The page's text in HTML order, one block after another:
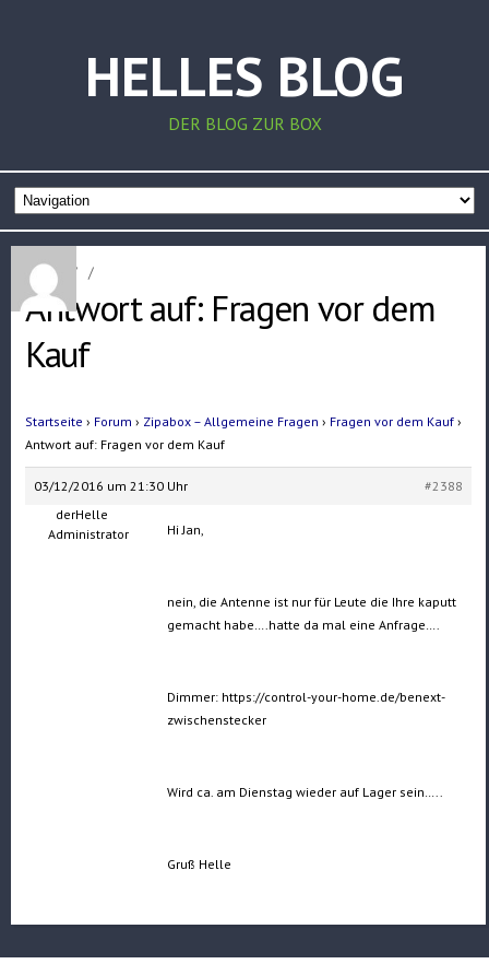
HELLES BLOG
DER BLOG ZUR BOX
Home / /
Antwort auf: Fragen vor dem
Kauf
Startseite › Forum › Zipabox – Allgemeine Fragen › Fragen vor dem Kauf ›
Antwort auf: Fragen vor dem Kauf
03/12/2016 um 21:30 Uhr
#2388
derHelle
Administrator
Hi Jan,
nein, die Antenne ist nur für Leute die Ihre kaputt
gemacht habe….hatte da mal eine Anfrage….
Dimmer: https://control-your-home.de/benext-
zwischenstecker
Wird ca. am Dienstag wieder auf Lager sein…..
Gruß Helle